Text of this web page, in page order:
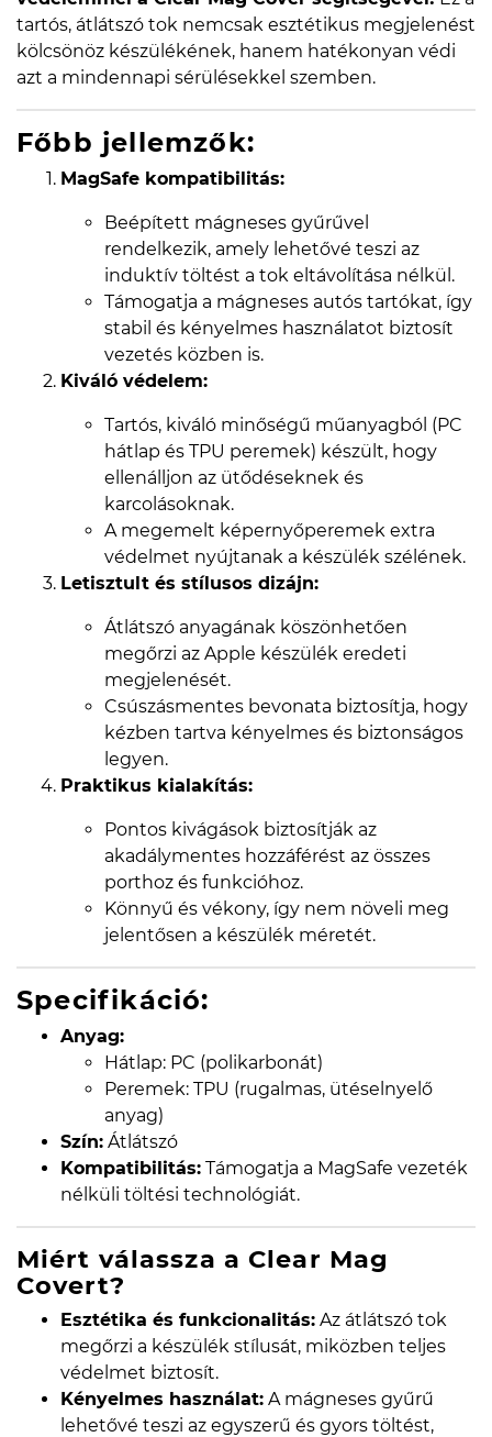
tartós, átlátszó tok nemcsak esztétikus megjelenést
kölcsönöz készülékének, hanem hatékonyan védi
azt a mindennapi sérülésekkel szemben.
Főbb jellemzők:
MagSafe kompatibilitás:
Beépített mágneses gyűrűvel
rendelkezik, amely lehetővé teszi az
induktív töltést a tok eltávolítása nélkül.
Támogatja a mágneses autós tartókat, így
stabil és kényelmes használatot biztosít
vezetés közben is.
Kiváló védelem:
Tartós, kiváló minőségű műanyagból (PC
hátlap és TPU peremek) készült, hogy
ellenálljon az ütődéseknek és
karcolásoknak.
A megemelt képernyőperemek extra
védelmet nyújtanak a készülék szélének.
Letisztult és stílusos dizájn:
Átlátszó anyagának köszönhetően
megőrzi az Apple készülék eredeti
megjelenését.
Csúszásmentes bevonata biztosítja, hogy
kézben tartva kényelmes és biztonságos
legyen.
Praktikus kialakítás:
Pontos kivágások biztosítják az
akadálymentes hozzáférést az összes
porthoz és funkcióhoz.
Könnyű és vékony, így nem növeli meg
jelentősen a készülék méretét.
Specifikáció:
Anyag:
Hátlap: PC (polikarbonát)
Peremek: TPU (rugalmas, ütéselnyelő
anyag)
Szín: Átlátszó
Kompatibilitás: Támogatja a MagSafe vezeték
nélküli töltési technológiát.
Miért válassza a Clear Mag
Covert?
Esztétika és funkcionalitás: Az átlátszó tok
megőrzi a készülék stílusát, miközben teljes
védelmet biztosít.
Kényelmes használat: A mágneses gyűrű
lehetővé teszi az egyszerű és gyors töltést,